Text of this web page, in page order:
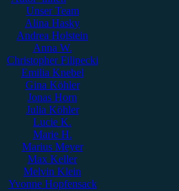
Unser Team
Alina Hasky
Andrea Holstein
Anna W.
Christopher Filipecki
Emilia Knebel
Gina Köhler
Jonas Horn
Julia Köhler
Lucie K.
Marie H.
Marius Meyer
Max Keller
Melvin Klein
Yvonne Hopfensack